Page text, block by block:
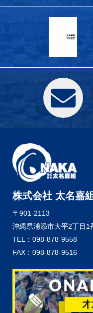
株式会社 太名嘉
〒901-2113
沖縄県浦添市大平2丁目1
TEL：098-878-9558
FAX：098-878-9516